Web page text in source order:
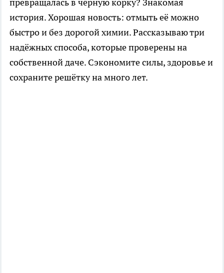
превращалась в чёрную корку? Знакомая
история. Хорошая новость: отмыть её можно
быстро и без дорогой химии. Рассказываю три
надёжных способа, которые проверены на
собственной даче. Сэкономите силы, здоровье и
сохраните решётку на много лет.